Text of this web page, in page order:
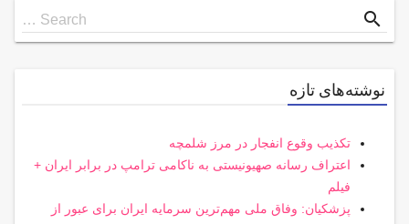
Search
for
Search … search
نوشته‌های تازه
تکذیب وقوع انفجار در مرز شلمچه
اعتراف رسانه صهیونیستی به ناکامی ترامپ در برابر ایران +
فیلم
پزشکیان: وفاق ملی مهم‌ترین سرمایه ایران برای عبور از